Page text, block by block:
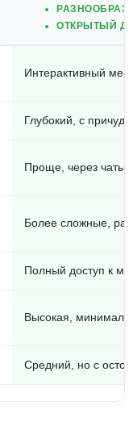
ОТКРЫТЫЙ
Интерактивный
Глубокий, с
Проще, через чаты,
Более сложные,
Полный доступ к
Высокая,
Средний, но с